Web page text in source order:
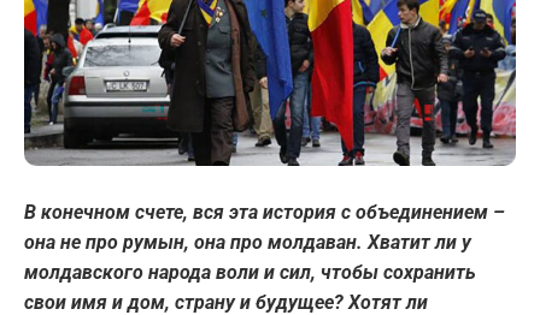
В конечном счете, вся эта история с объединением –
она не про румын, она про молдаван. Хватит ли у
молдавского народа воли и сил, чтобы сохранить
свои имя и дом, страну и будущее? Хотят ли